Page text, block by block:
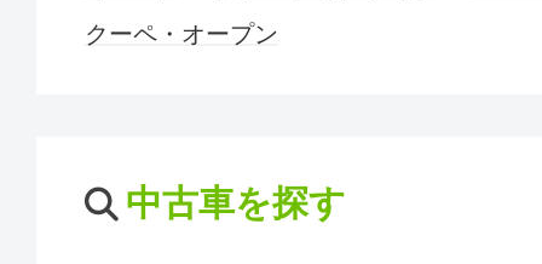
クーペ・オープン
中古車を探す